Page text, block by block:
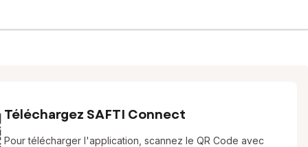
Téléchargez SAFTI Connect
Pour télécharger l'application, scannez le QR Code avec